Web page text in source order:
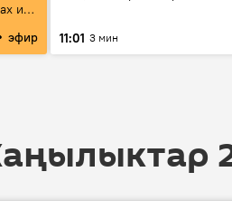
и
эфир 11:01 3 мин